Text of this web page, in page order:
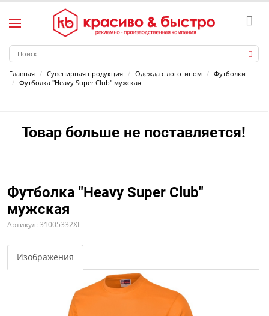
Главная Сувенирная продукция Одежда с логотипом
Футболки
Футболка "Heavy Super Club" мужская
Товар больше не поставляется!
Футболка "Heavy Super Club"
мужская
Артикул: 31005332XL
Изображения